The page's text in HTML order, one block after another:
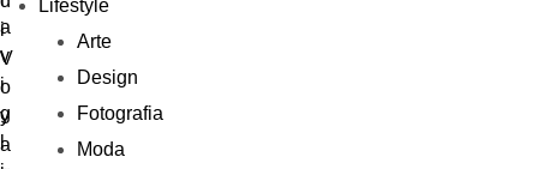
Lifestyle
Arte
Design
Fotografia
Moda